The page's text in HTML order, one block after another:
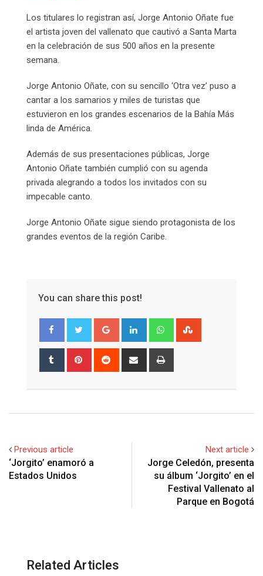
Los titulares lo registran así, Jorge Antonio Oñate fue
el artista joven del vallenato que cautivó a Santa Marta
en la celebración de sus 500 años en la presente
semana.
Jorge Antonio Oñate, con su sencillo ‘Otra vez’ puso a
cantar a los samarios y miles de turistas que
estuvieron en los grandes escenarios de la Bahía Más
linda de América.
Además de sus presentaciones públicas, Jorge
Antonio Oñate también cumplió con su agenda
privada alegrando a todos los invitados con su
impecable canto.
Jorge Antonio Oñate sigue siendo protagonista de los
grandes eventos de la región Caribe.
You can share this post!
Google+ LinkedIn Whatsapp
Tumblr Pinterest Reddit
Share
Previous article
‘Jorgito’ enamoró a
Estados Unidos
Next article
Jorge Celedón, presenta
su álbum ‘Jorgito’ en el
Festival Vallenato al
Parque en Bogotá
Related Articles